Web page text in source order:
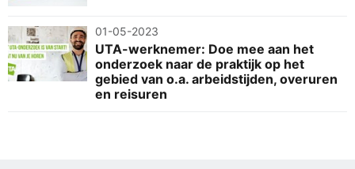
01-05-2023
UTA-werknemer: Doe mee aan het
onderzoek naar de praktijk op het
gebied van o.a. arbeidstijden, overuren
en reisuren